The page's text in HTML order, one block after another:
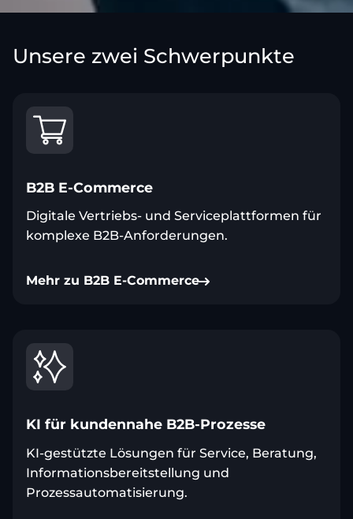
Unsere zwei Schwerpunkte
B2B E-Commerce
Digitale Vertriebs- und Serviceplattformen für
komplexe B2B-Anforderungen.
Mehr zu B2B E-Commerce
KI für kundennahe B2B-Prozesse
KI-gestützte Lösungen für Service, Beratung,
Informationsbereitstellung und
Prozessautomatisierung.